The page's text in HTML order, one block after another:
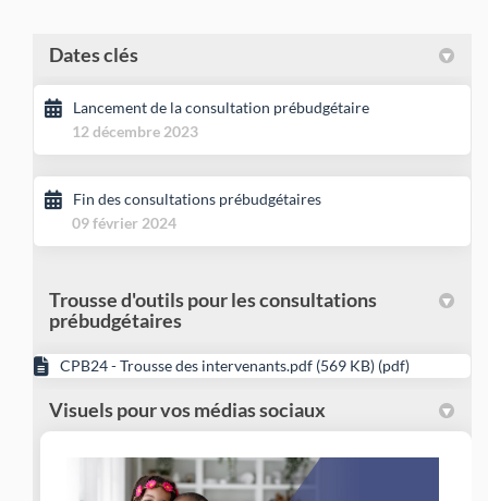
Dates clés
Lancement de la consultation prébudgétaire
12 décembre 2023
Fin des consultations prébudgétaires
09 février 2024
Trousse d'outils pour les consultations
prébudgétaires
CPB24 - Trousse des intervenants.pdf (569 KB) (pdf)
Visuels pour vos médias sociaux